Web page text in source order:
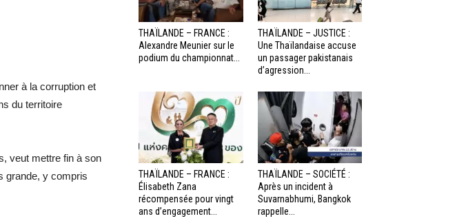
à la corruption et
du territoire
veut mettre fin à son
grande, y compris
THAÏLANDE – FRANCE :
Alexandre Meunier sur le
podium du championnat...
THAÏLANDE – JUSTICE :
Une Thaïlandaise accuse
un passager pakistanais
d’agression...
THAÏLANDE – FRANCE :
Élisabeth Zana
récompensée pour vingt
ans d’engagement...
THAÏLANDE – SOCIÉTÉ :
Après un incident à
Suvarnabhumi, Bangkok
rappelle...